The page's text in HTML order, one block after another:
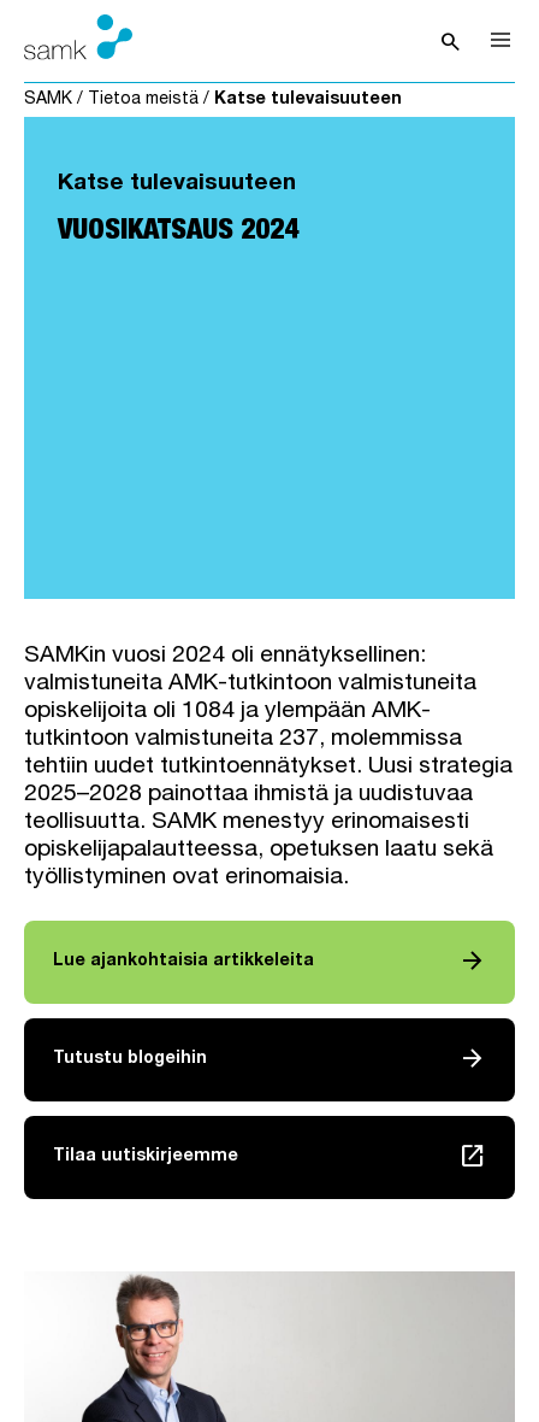
Siirry sisältöön
searchAvaa haku
SAMK / Tietoa meistä / Katse tulevaisuuteen
Katse tulevaisuuteen
VUOSIKATSAUS 2024
SAMKin vuosi 2024 oli ennätyksellinen:
valmistuneita AMK-tutkintoon valmistuneita
opiskelijoita oli 1084 ja ylempään AMK-
tutkintoon valmistuneita 237, molemmissa
tehtiin uudet tutkintoennätykset. Uusi strategia
2025–2028 painottaa ihmistä ja uudistuvaa
teollisuutta. SAMK menestyy erinomaisesti
opiskelijapalautteessa, opetuksen laatu sekä
työllistyminen ovat erinomaisia.
Lue ajankohtaisia artikkeleita arrow_forward
Tutustu blogeihin arrow_forward
Tilaa uutiskirjeemme
Linkki avautuu uuteen välilehteen launch